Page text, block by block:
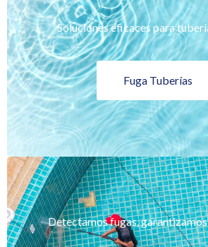
Soluciones eficaces para
Fuga Tuberías
Detectamos fugas,